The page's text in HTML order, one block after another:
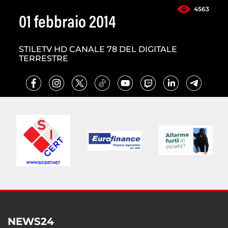
4563
01 febbraio 2014
STILETV HD CANALE 78 DEL DIGITALE
TERRESTRE
NEWS24